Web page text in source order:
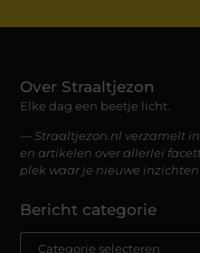
Over Straaltjezon
Elke dag een beetje licht.
— Straaltjezon.nl verzamelt
en artikelen over allerlei
plek waar je nieuwe
Bericht categorie